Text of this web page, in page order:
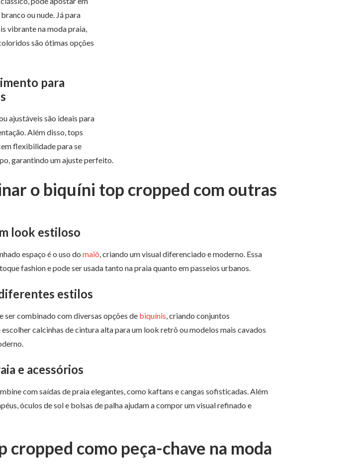
ou nude. Já para
vibrante na moda praia,
são ótimas opções
para
ajustáveis são ideais para
Além disso, tops
flexibilidade para se
garantindo um ajuste perfeito.
o biquíni top cropped com outras
look estiloso
espaço é o uso do maiô , criando um visual diferenciado e moderno. Essa
fashion e pode ser usada tanto na praia quanto em passeios urbanos.
estilos
combinado com diversas opções de biquínis , criando conjuntos
calcinhas de cintura alta para um look retrô ou modelos mais cavados
e acessórios
com saídas de praia elegantes, como kaftans e cangas sofisticadas. Além
óculos de sol e bolsas de palha ajudam a compor um visual refinado e
cropped como peça-chave na moda